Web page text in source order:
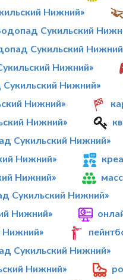
Нижний»
Сукильский
Сукильский
Нижний»
Нижний»
Нижний»
Нижний»
Сукильский Нижний»
Нижний»
Нижний»
Сукильский Нижний»
Нижний»
Нижний»
Сукильский Нижний»
Нижний»